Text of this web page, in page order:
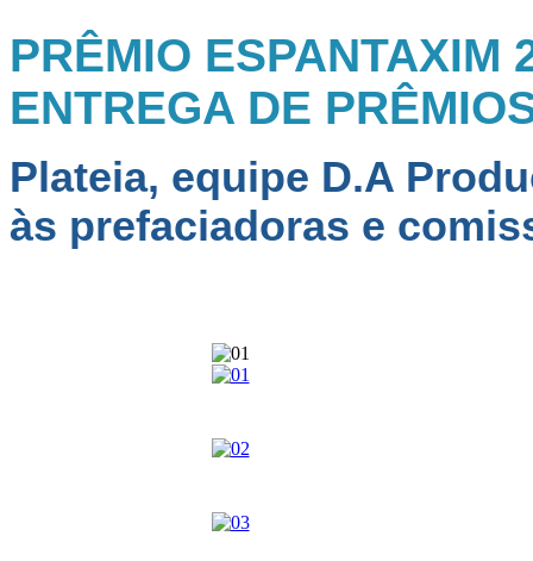
PRÊMIO ESPANTAXIM
ENTREGA DE
Plateia, equipe D.A
às prefaciadoras e